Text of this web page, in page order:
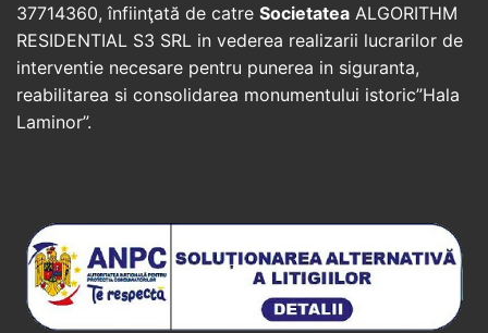
37714360, înfiinţată de catre Societatea ALGORITHM
RESIDENTIAL S3 SRL in vederea realizarii lucrarilor de
interventie necesare pentru punerea in siguranta,
reabilitarea si consolidarea monumentului istoric”Hala
Laminor”.